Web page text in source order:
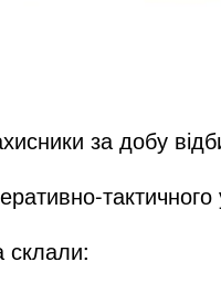
за добу
склали: